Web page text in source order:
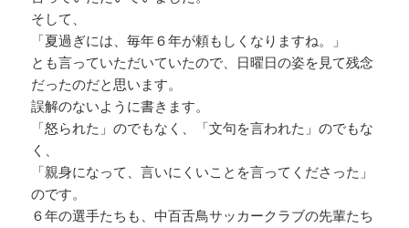
そして、
「夏過ぎには、毎年６年が頼もしくなりますね。」
とも言っていただいていたので、日曜日の姿を見て残念
だったのだと思います。
誤解のないように書きます。
「怒られた」のでもなく、「文句を言われた」のでもな
く、
「親身になって、言いにくいことを言ってくださった」
のです。
６年の選手たちも、中百舌鳥サッカークラブの先輩たち